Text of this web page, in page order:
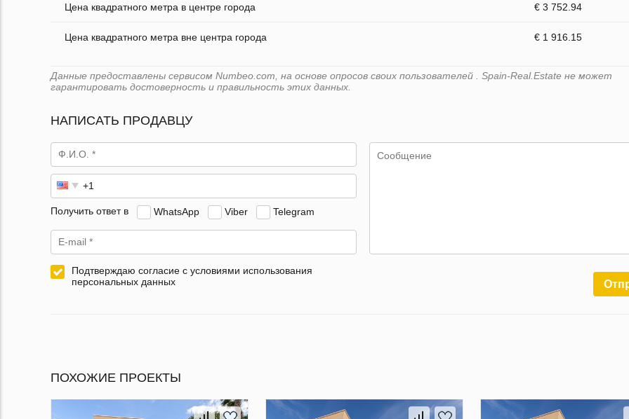
Цена квадратного метра в центре города € 3 752.94
Цена квадратного метра вне центра города € 1 916.15
Данные предоставлены сервисом Numbeo.com, на основе опросов своих пользователей . Spain-Real.Estate не может
гарантировать достоверность и правильность этих данных.
НАПИСАТЬ ПРОДАВЦУ
Получить ответ в WhatsApp Viber Telegram
Подтверждаю согласие с условиями использования
персональных данных
ПОХОЖИЕ ПРОЕКТЫ